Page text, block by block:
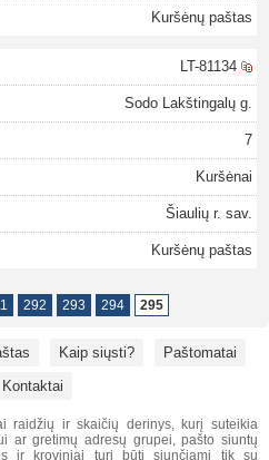
Kuršėnų paštas
LT-81134
Sodo Lakštingalų g.
7
Kuršėnai
Šiaulių r. sav.
Kuršėnų paštas
292 293 294 295
Kaip siųsti?
Paštomatai
Kontaktai
raidžių ir skaičių derinys, kurį suteikia
ar gretimų adresų grupei, pašto siuntų
ir kroviniai turi būti siunčiami tik su